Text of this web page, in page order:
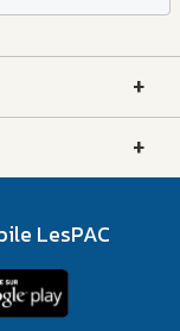
+
+
LesPAC